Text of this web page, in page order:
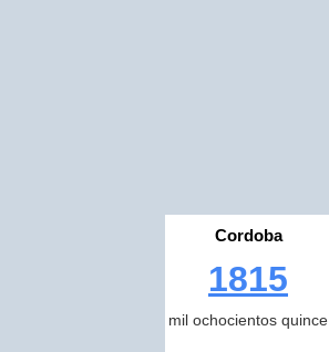
Cordoba
1815
mil ochocientos quince